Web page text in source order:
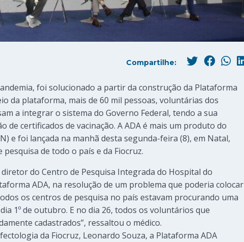
Compartilhe:
foi solucionado a partir da construção da Plataforma
da plataforma, mais de 60 mil pessoas, voluntárias dos
a integrar o sistema do Governo Federal, tendo a sua
de certificados de vacinação. A ADA é mais um produto do
e foi lançada na manhã desta segunda-feira (8), em Natal,
de todo o país e da Fiocruz.
do Centro de Pesquisa Integrada do Hospital do
ADA, na resolução de um problema que poderia colocar
os centros de pesquisa no país estavam procurando uma
1º de outubro. E no dia 26, todos os voluntários que
cadastrados”, ressaltou o médico.
da Fiocruz, Leonardo Souza, a Plataforma ADA